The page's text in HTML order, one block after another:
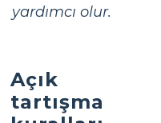
yardımcı olur.
Açık
tartışma